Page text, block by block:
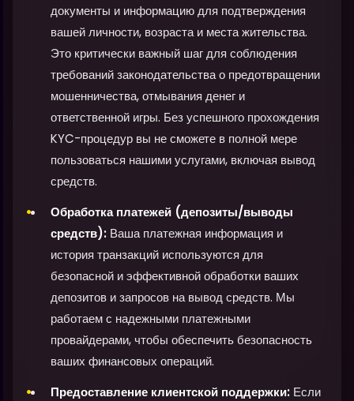
документы и информацию для подтверждения
вашей личности, возраста и места жительства.
Это критически важный шаг для соблюдения
требований законодательства о предотвращении
мошенничества, отмывания денег и
ответственной игры. Без успешного прохождения
KYC-процедур вы не сможете в полной мере
пользоваться нашими услугами, включая вывод
средств.
Обработка платежей (депозиты/выводы
средств): Ваша платежная информация и
история транзакций используются для
безопасной и эффективной обработки ваших
депозитов и запросов на вывод средств. Мы
работаем с надежными платежными
провайдерами, чтобы обеспечить безопасность
ваших финансовых операций.
Предоставление клиентской поддержки: Если